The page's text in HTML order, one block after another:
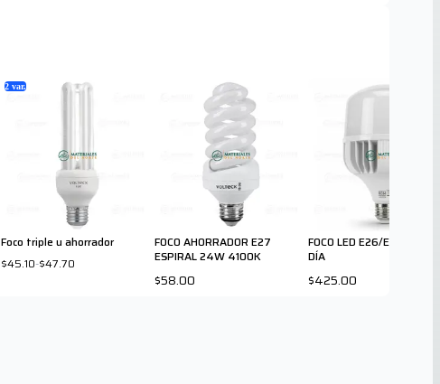
2 var.
Foco triple u ahorrador
$45.10-$47.70
FOCO AHORRADOR E27
ESPIRAL 24W 4100K
$58.00
FOCO LED E26/E40 100W
DÍA
$425.00